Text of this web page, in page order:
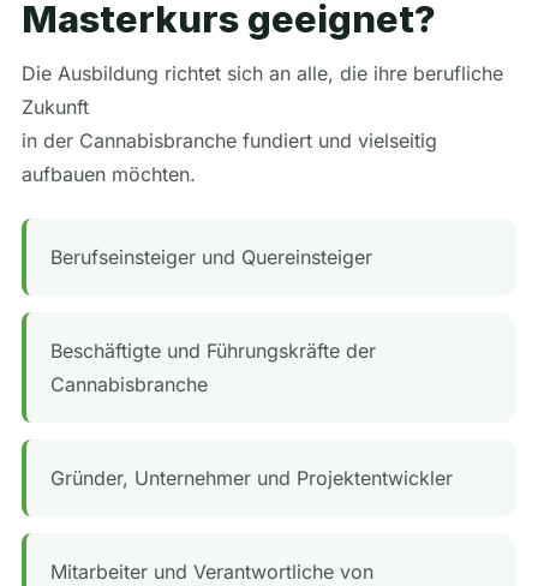
Masterkurs geeignet?
Die Ausbildung richtet sich an alle, die ihre berufliche
Zukunft
in der Cannabisbranche fundiert und vielseitig
aufbauen möchten.
Berufseinsteiger und Quereinsteiger
Beschäftigte und Führungskräfte der
Cannabisbranche
Gründer, Unternehmer und Projektentwickler
Mitarbeiter und Verantwortliche von